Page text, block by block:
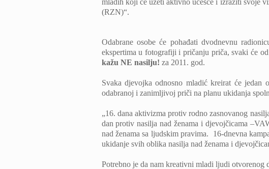
mladih koji će uzeti aktivno učešće i izraziti svoje
(RZN)“.
Odabrane osobe će pohađati dvodnevnu
ekspertima u fotografiji i pričanju priča, svaki će
kažu NE nasilju! za 2011. god.
Svaka djevojka odnosno mladić kreirat će
odabranoj i zanimljivoj priči na planu ukidanja
„16. dana aktivizma protiv rodno zasnovanog
dan protiv nasilja nad ženama i djevojčicama
nad ženama sa ljudskim pravima. 16-dnevna
ukidanje svih oblika nasilja nad ženama i
Potrebno je da nam kreativni mladi ljudi otvorenog